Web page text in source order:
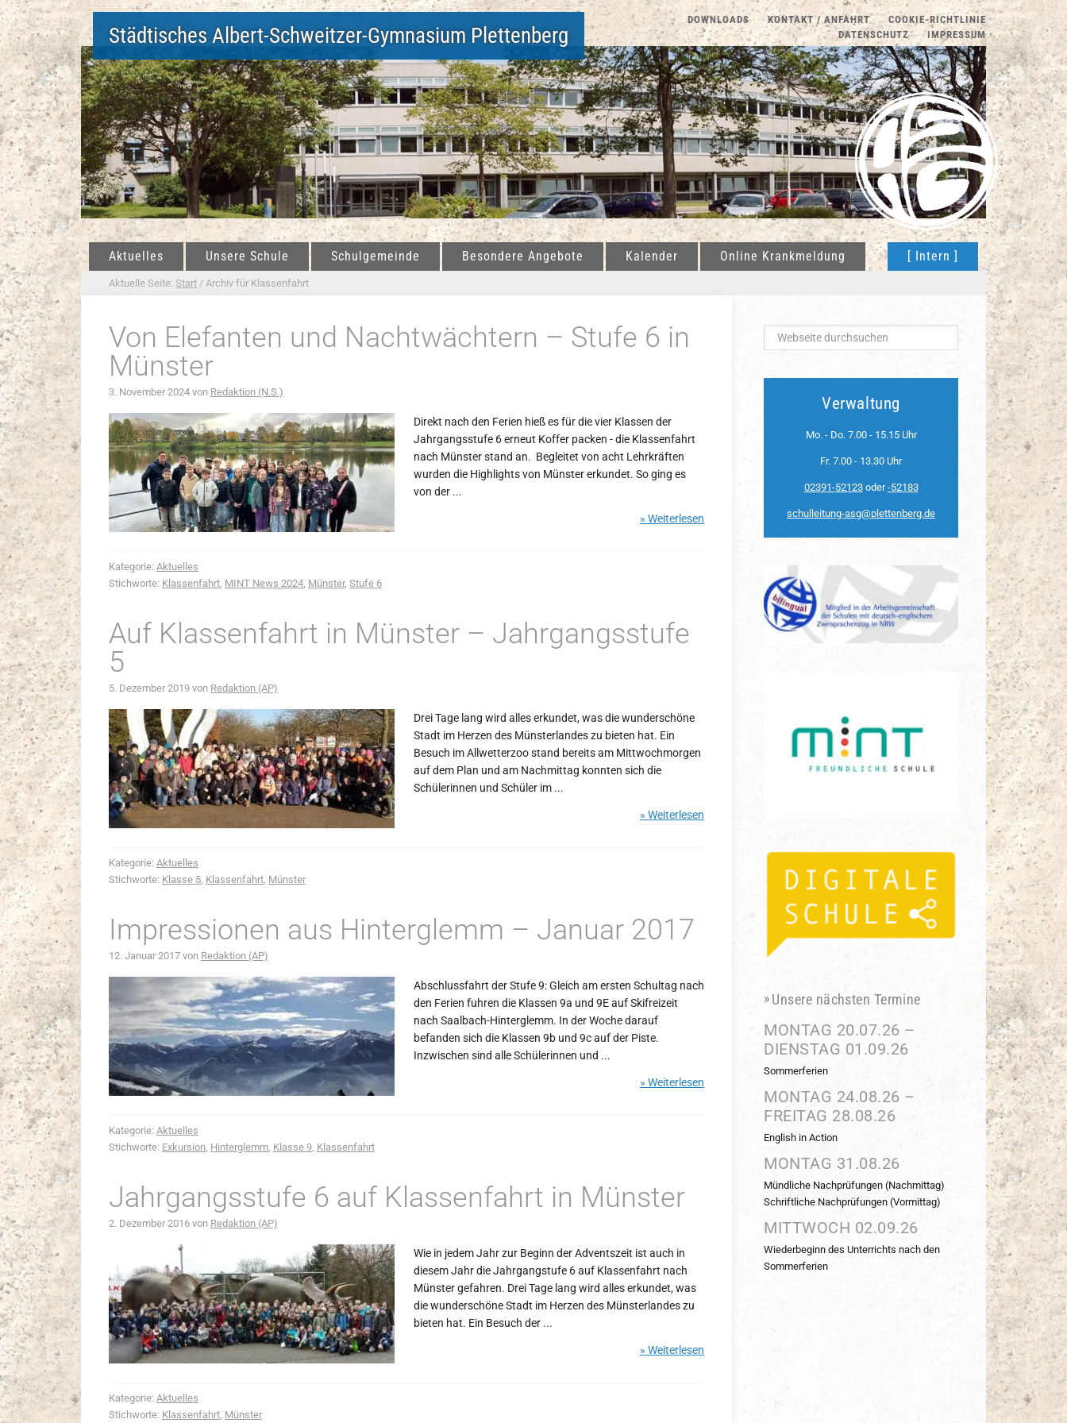
DOWNLOADS KONTAKT / ANFAHRT
COOKIE-RICHTLINIE
DATENSCHUTZ
IMPRESSUM
Städtisches Albert-Schweitzer-Gymnasium Plettenberg
Aktuelles Unsere Schule Schulgemeinde Besondere Angebote Kalender Online Krankmeldung [ Intern ]
Aktuelle Seite: Start / Archiv für Klassenfahrt
Von Elefanten und Nachtwächtern – Stufe 6 in
Münster
3. November 2024 von Redaktion (N.S.)
Direkt nach den Ferien hieß es für die vier Klassen der
Jahrgangsstufe 6 erneut Koffer packen - die Klassenfahrt
nach Münster stand an. Begleitet von acht Lehrkräften
wurden die Highlights von Münster erkundet. So ging es
von der ...
» Weiterlesen
Kategorie: Aktuelles
Stichworte: Klassenfahrt, MINT News 2024, Münster, Stufe 6
Auf Klassenfahrt in Münster – Jahrgangsstufe
5
5. Dezember 2019 von Redaktion (AP)
Drei Tage lang wird alles erkundet, was die wunderschöne
Stadt im Herzen des Münsterlandes zu bieten hat. Ein
Besuch im Allwetterzoo stand bereits am Mittwochmorgen
auf dem Plan und am Nachmittag konnten sich die
Schülerinnen und Schüler im ...
» Weiterlesen
Kategorie: Aktuelles
Stichworte: Klasse 5, Klassenfahrt, Münster
Impressionen aus Hinterglemm – Januar 2017
12. Januar 2017 von Redaktion (AP)
Abschlussfahrt der Stufe 9: Gleich am ersten Schultag nach
den Ferien fuhren die Klassen 9a und 9E auf Skifreizeit
nach Saalbach-Hinterglemm. In der Woche darauf
befanden sich die Klassen 9b und 9c auf der Piste.
Inzwischen sind alle Schülerinnen und ...
» Weiterlesen
Kategorie: Aktuelles
Stichworte: Exkursion, Hinterglemm, Klasse 9, Klassenfahrt
Jahrgangsstufe 6 auf Klassenfahrt in Münster
2. Dezember 2016 von Redaktion (AP)
Wie in jedem Jahr zur Beginn der Adventszeit ist auch in
diesem Jahr die Jahrgangstufe 6 auf Klassenfahrt nach
Münster gefahren. Drei Tage lang wird alles erkundet, was
die wunderschöne Stadt im Herzen des Münsterlandes zu
bieten hat. Ein Besuch der ...
» Weiterlesen
Kategorie: Aktuelles
Stichworte: Klassenfahrt, Münster
Verwaltung
Mo. - Do. 7.00 - 15.15 Uhr
Fr. 7.00 - 13.30 Uhr
02391-52123oder-52183
schulleitung-asg@plettenberg.de
Unsere nächsten Termine
MONTAG 20.07.26 –
DIENSTAG 01.09.26
Sommerferien
MONTAG 24.08.26 –
FREITAG 28.08.26
English in Action
MONTAG 31.08.26
Mündliche Nachprüfungen (Nachmittag)
Schriftliche Nachprüfungen (Vormittag)
MITTWOCH 02.09.26
Wiederbeginn des Unterrichts nach den
Sommerferien